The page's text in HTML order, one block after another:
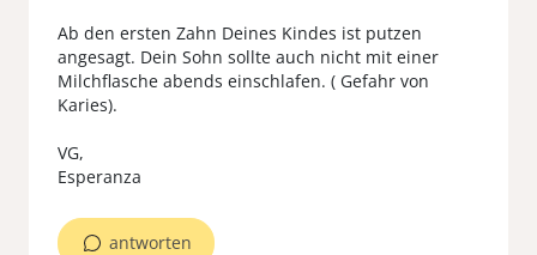
Ab den ersten Zahn Deines Kindes ist putzen
angesagt. Dein Sohn sollte auch nicht mit einer
Milchflasche abends einschlafen. ( Gefahr von
Karies).
VG,
Esperanza
antworten